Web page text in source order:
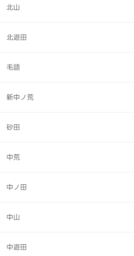
北山
北遊田
毛語
新中ノ荒
砂田
中荒
中ノ田
中山
中遊田